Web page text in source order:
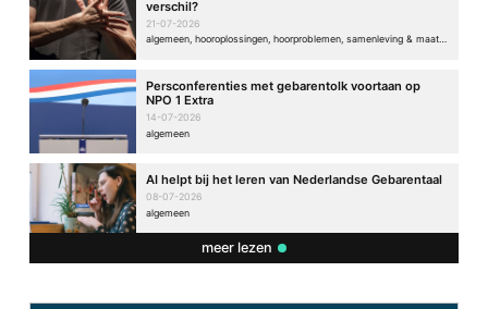
verschil?
21-07-2026
algemeen, hooroplossingen, hoorproblemen, samenleving & maatschappij
Persconferenties met gebarentolk voortaan op
NPO 1 Extra
14-07-2026
algemeen
AI helpt bij het leren van Nederlandse Gebarentaal
08-07-2026
algemeen
meer lezen